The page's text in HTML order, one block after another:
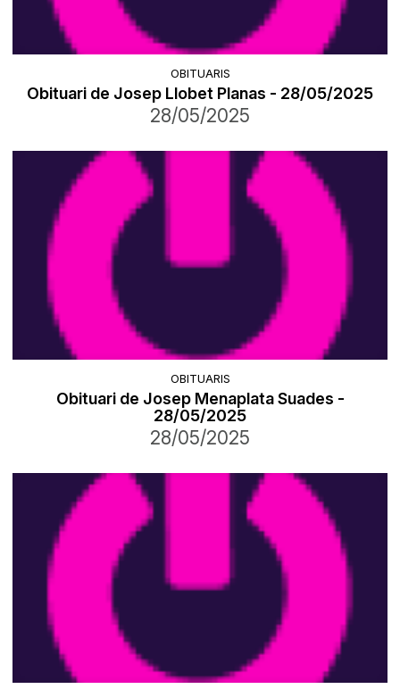
OBITUARIS
Obituari de Josep Llobet Planas - 28/05/2025
28/05/2025
OBITUARIS
Obituari de Josep Menaplata Suades -
28/05/2025
28/05/2025